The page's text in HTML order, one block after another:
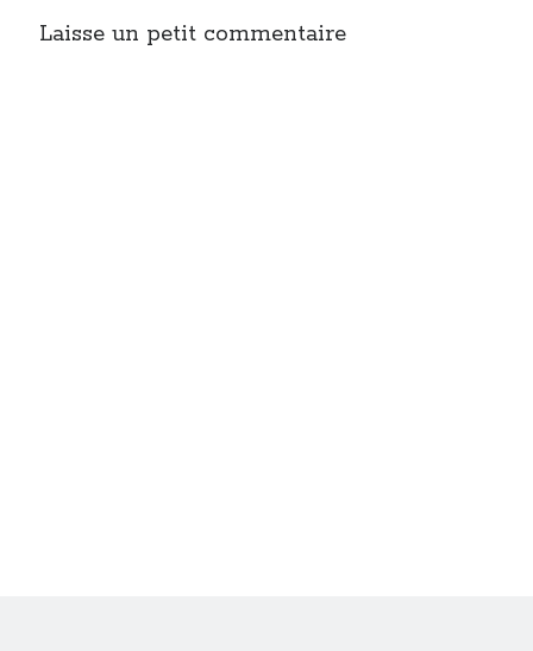
Laisse un petit commentaire